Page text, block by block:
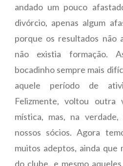
andado um pouco
divórcio, apenas algum
porque os resultados não
não existia formação.
bocadinho sempre mais
aquele período de
Felizmente, voltou outra
mística, mas, na
nossos sócios. Agora
muitos adeptos, ainda que
do clube, e mesmo